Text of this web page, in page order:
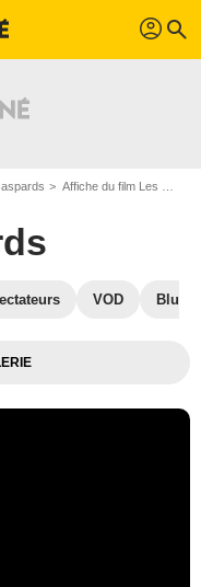
profil search
Affiche du film Les Gaspards - Photo 1
VOD Blu-